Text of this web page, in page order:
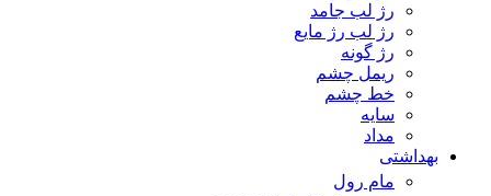
رژ لب جامد
رژ لب رژ مایع
رژ گونه
ریمل چشم
خط چشم
سایه
مداد
بهداشتی
مام رول